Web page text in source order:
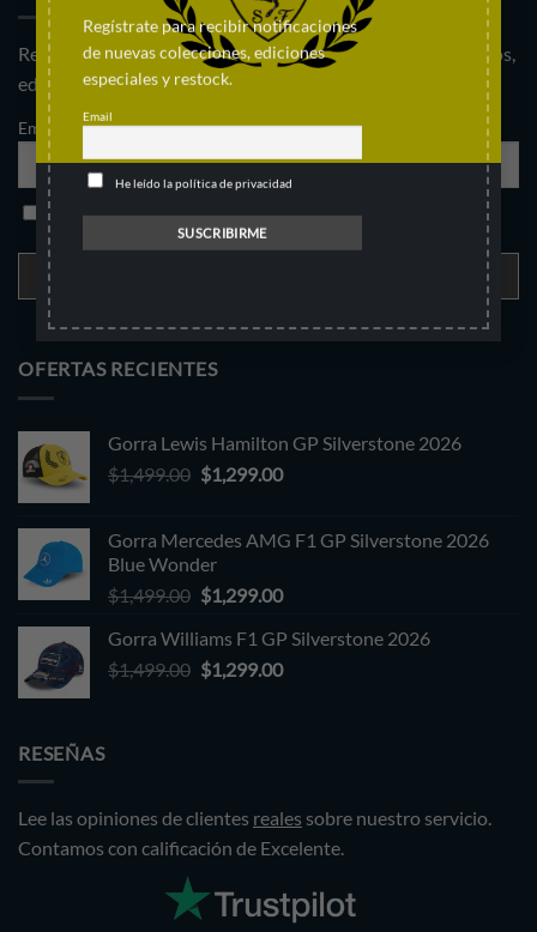
Regístrate para recibir notificaciones
de nuevas colecciones, ediciones
especiales y restock.
Email
He leído la política de privacidad
Regístrate al newsletter para enterarte de nuevos productos,
ediciones especiales. re-stock y ofertas.
Email
He leído la política de privacidad
OFERTAS RECIENTES
Gorra Lewis Hamilton GP Silverstone 2026
$1,499.00 Original
$1,499.00.
$1,299.00Current
$1,299.00.
Gorra Mercedes AMG F1 GP Silverstone 2026
Blue Wonder
$1,499.00 Original
was:
$1,499.00.
$1,299.00Current
is:
$1,299.00.
Gorra Williams F1 GP Silverstone 2026
$1,499.00 Original
$1,299.00Current
RESEÑAS
Lee las opiniones de clientes reales sobre nuestro servicio.
Contamos con calificación de Excelente.